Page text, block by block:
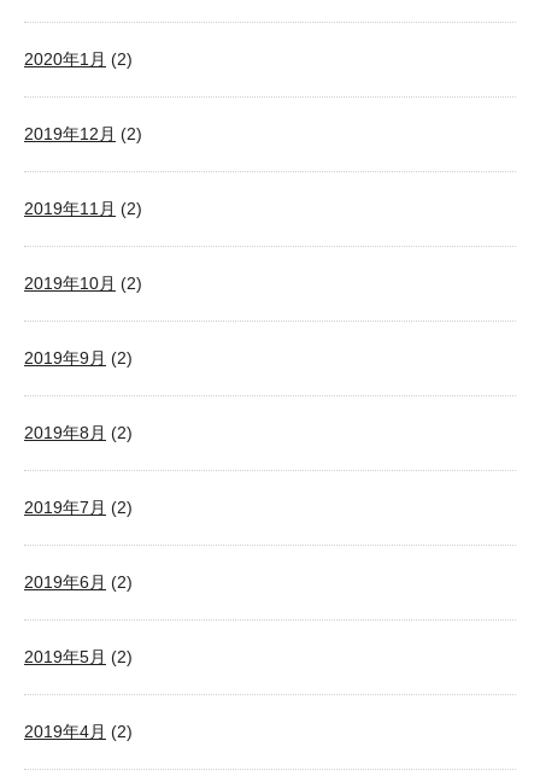
2020年1月 (2)
2019年12月 (2)
2019年11月 (2)
2019年10月 (2)
2019年9月 (2)
2019年8月 (2)
2019年7月 (2)
2019年6月 (2)
2019年5月 (2)
2019年4月 (2)